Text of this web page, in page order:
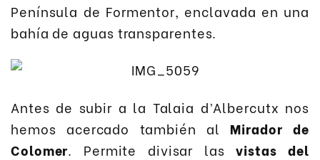
Península de Formentor, enclavada en una
bahía de aguas transparentes.
Antes de subir a la Talaia d’Albercutx nos
hemos acercado también al Mirador de
Colomer. Permite divisar lasvistas del